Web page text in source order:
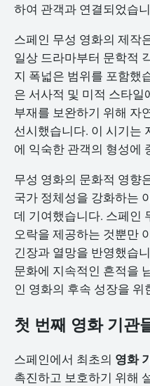
하여 관객과 연결되었습
스페인 무성 영화의 제작
일상 드라마부터 문학적
지 폭넓은 범위를 포함했
은 서사적 및 미적 스타일
부재를 보완하기 위해 자
선시했습니다. 이 시기는
에 익숙한 관객의 형성에
무성 영화의 문화적 영향
국가 정체성을 강화하는
데 기여했습니다. 스페인
오락을 제공하는 것뿐만
긴장과 열망을 반영했습
문화에 지속적인 흔적을
인 영화의 후속 성장을
첫 번째 영화 기관
스페인에서 최초의 영화
촉진하고 보호하기 위해